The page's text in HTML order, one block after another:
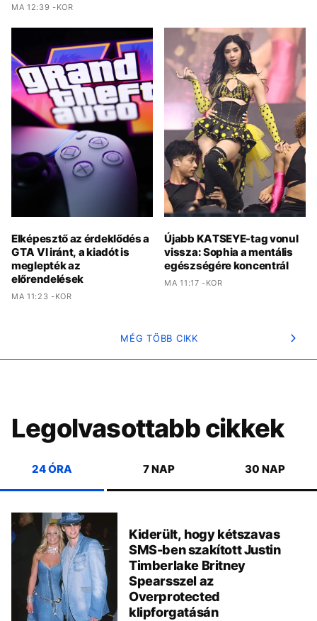
MA 12:39 -KOR
Elképesztő az érdeklődés a
GTA VI iránt, a kiadót is
meglepték az
előrendelések
MA 11:23 -KOR
Újabb KATSEYE-tag vonul
vissza: Sophia a mentális
egészségére koncentrál
MA 11:17 -KOR
MÉG TÖBB CIKK
Legolvasottabb cikkek
24 ÓRA 7 NAP 30 NAP
Kiderült, hogy kétszavas
SMS-ben szakított Justin
Timberlake Britney
Spearsszel az
Overprotected
klipforgatásán